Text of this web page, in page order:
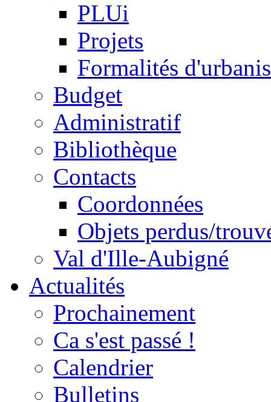
PLUi
Projets
Formalités
Budget
Administratif
Bibliothèque
Contacts
Coordonnées
Objets perdus/
Val d'Ille-Aubigné
Actualités
Prochainement
Ca s'est passé !
Calendrier
Bulletins